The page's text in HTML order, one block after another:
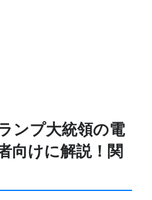
ンプ大統領の電
向けに解説！関